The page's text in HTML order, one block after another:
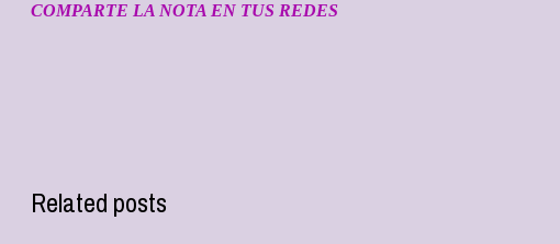
COMPARTE LA NOTA EN TUS REDES
Related posts